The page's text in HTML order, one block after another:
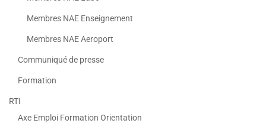
Membres NAE Enseignement
Membres NAE Aeroport
Communiqué de presse
Formation
RTI
Axe Emploi Formation Orientation